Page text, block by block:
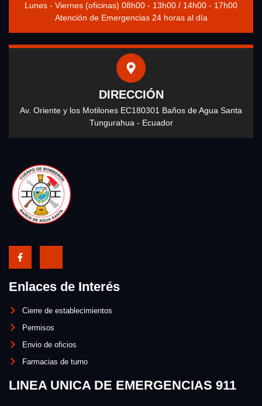
Lunes - Viernes (oficinas) 08h00 - 13h00 / 14h00 - 17h00
Atención de Emergencias 24 horas al día
DIRECCIÓN
Av. Oriente y los Motilones EC180301 Baños de Agua Santa
Tungurahua - Ecuador
Enlaces de Interés
Cierre de establecimientos
Permisos
Envio de oficios
Farmacias de turno
LINEA UNICA DE EMERGENCIAS 911